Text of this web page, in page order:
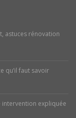
astuces rénovation
qu’il faut savoir
intervention expliquée